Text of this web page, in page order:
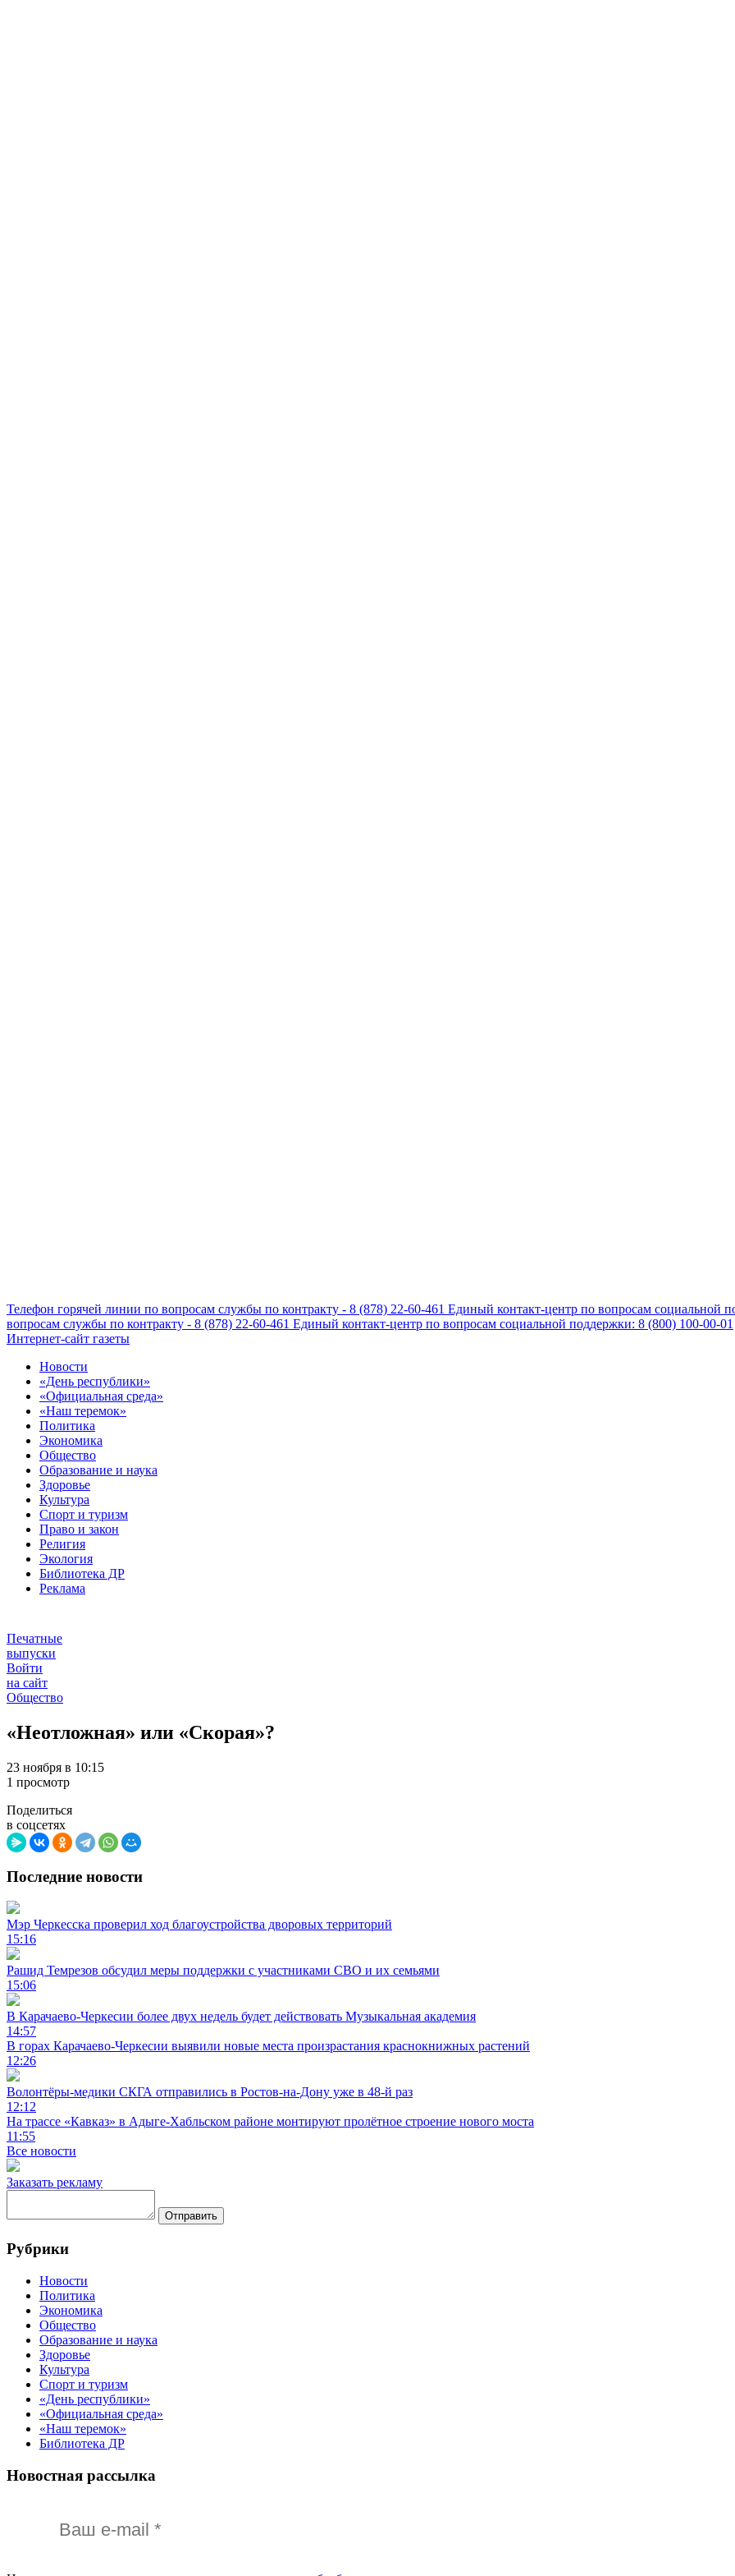
Телефон горячей линии по вопросам службы по контракту - 8 (878) 22-60-461 Единый контакт-центр по вопросам социальной
вопросам службы по контракту - 8 (878) 22-60-461 Единый контакт-центр по вопросам социальной поддержки: 8 (800) 100-00-01
Интернет-сайт газеты
Новости
«День республики»
«Официальная среда»
«Наш теремок»
Политика
Экономика
Общество
Образование и наука
Здоровье
Культура
Спорт и туризм
Право и закон
Религия
Экология
Библиотека ДР
Реклама
Печатные
выпуски
Войти
на сайт
Общество
«Неотложная» или «Скорая»?
23 ноября в 10:15
1 просмотр
Поделиться
в соцсетях
Последние новости
Мэр Черкесска проверил ход благоустройства дворовых территорий
15:16
Рашид Темрезов обсудил меры поддержки с участниками СВО и их семьями
15:06
В Карачаево-Черкесии более двух недель будет действовать Музыкальная академия
14:57
В горах Карачаево-Черкесии выявили новые места произрастания краснокнижных растений
12:26
Волонтёры-медики СКГА отправились в Ростов-на-Дону уже в 48-й раз
12:12
На трассе «Кавказ» в Адыге-Хабльском районе монтируют пролётное строение нового моста
11:55
Все новости
Заказать рекламу
Отправить
Рубрики
Новости
Политика
Экономика
Общество
Образование и наука
Здоровье
Культура
Спорт и туризм
«День республики»
«Официальная среда»
«Наш теремок»
Библиотека ДР
Новостная рассылка